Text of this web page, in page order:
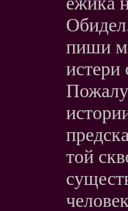
пиши
истери
той